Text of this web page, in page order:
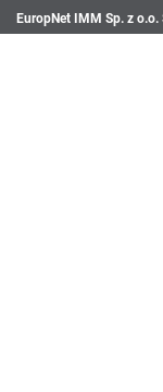
EuropNet IMM Sp. z o.o.